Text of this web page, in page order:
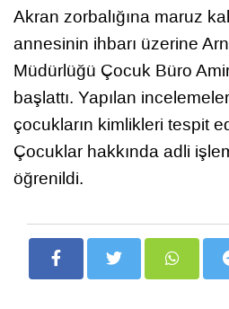
Akran zorbalığına maruz
annesinin ihbarı üzerine
Müdürlüğü Çocuk Büro
başlattı. Yapılan
çocukların kimlikleri tespit
Çocuklar hakkında adli
öğrenildi.